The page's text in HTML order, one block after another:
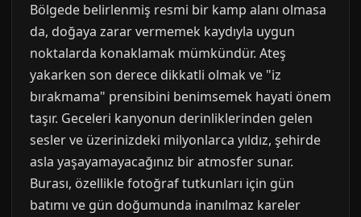
Bölgede belirlenmiş resmi bir kamp alanı olmasa
da, doğaya zarar vermemek kaydıyla uygun
noktalarda konaklamak mümkündür. Ateş
yakarken son derece dikkatli olmak ve "iz
bırakmama" prensibini benimsemek hayati önem
taşır. Geceleri kanyonun derinliklerinden gelen
sesler ve üzerinizdeki milyonlarca yıldız, şehirde
asla yaşayamayacağınız bir atmosfer sunar.
Burası, özellikle fotoğraf tutkunları için gün
batımı ve gün doğumunda inanılmaz kareler